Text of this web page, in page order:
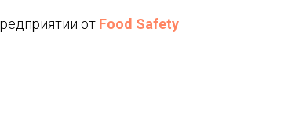
от Food Safety